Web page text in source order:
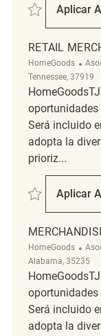
SalvarAplicar
RETAIL
HomeGoods
Tennessee, 37919
oportunidades
Será incluido
adopta la
prioriz...
Salvar Retail
Aplicar
HomeGoods
Alabama, 35235
oportunidades
Será incluido
adopta la